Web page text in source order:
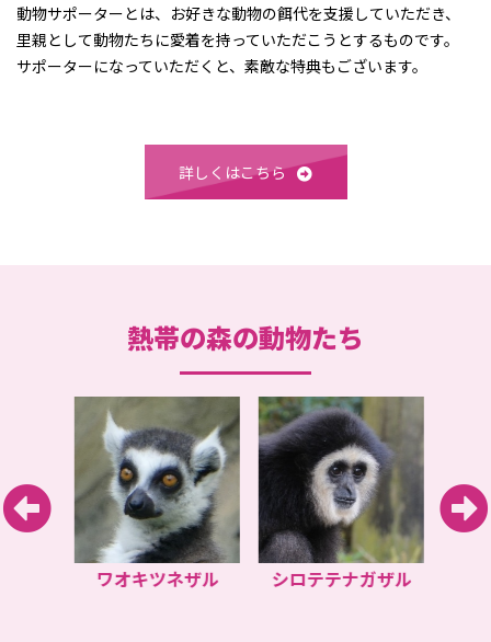
動物サポーターとは、お好きな動物の餌代を支援していただき、
里親として動物たちに愛着を持っていただこうとするものです。
サポーターになっていただくと、素敵な特典もございます。
詳しくはこちら
熱帯の森の動物たち
ワオキツネザル シロテテナガザル